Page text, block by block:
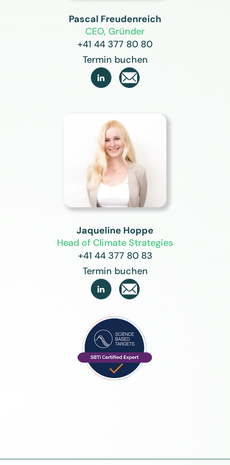
Pascal Freudenreich
CEO, Gründer
+41 44 377 80 80
Termin buchen

Jaqueline Hoppe
Head of Climate Strategies
+41 44 377 80 83
Termin buchen
